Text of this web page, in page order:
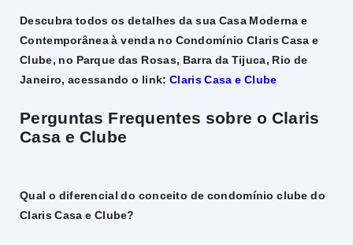
Descubra todos os detalhes da sua Casa Moderna e
Contemporânea à venda no Condomínio Claris Casa e
Clube, no Parque das Rosas, Barra da Tijuca, Rio de
Janeiro, acessando o link:Claris Casa e Clube
Perguntas Frequentes sobre o Claris
Casa e Clube
Qual o diferencial do conceito de condomínio clube do
Claris Casa e Clube?